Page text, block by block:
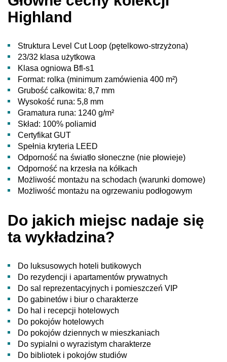
Highland
Struktura Level Cut Loop (pętelkowo-strzyżona)
23/32 klasa użytkowa
Klasa ogniowa Bfl-s1
Format: rolka (minimum zamówienia 400 m²)
Grubość całkowita: 8,7 mm
Wysokość runa: 5,8 mm
Gramatura runa: 1240 g/m²
Skład: 100% poliamid
Certyfikat GUT
Spełnia kryteria LEED
Odporność na światło słoneczne (nie płowieje)
Odporność na krzesła na kółkach
Możliwość montażu na schodach (warunki domowe)
Możliwość montażu na ogrzewaniu podłogowym
Do jakich miejsc nadaje się
ta wykładzina?
Do luksusowych hoteli butikowych
Do rezydencji i apartamentów prywatnych
Do sal reprezentacyjnych i pomieszczeń VIP
Do gabinetów i biur o charakterze
Do hal i recepcji hotelowych
Do pokojów hotelowych
Do pokojów dziennych w mieszkaniach
Do sypialni o wyrazistym charakterze
Do bibliotek i pokojów studiów